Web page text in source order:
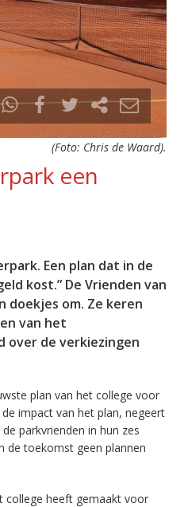
(Foto: Chris de Waard).
een
Een plan dat in de
kost.” De Vrienden van
doekjes om. Ze keren
van het
over de verkiezingen
plan van het college voor
impact van het plan, negeert
parkvrienden in hun zes
de toekomst geen plannen
college heeft gemaakt voor